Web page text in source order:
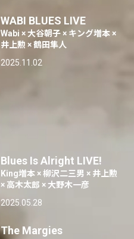
WABI BLUES LIVE
Wabi × 大谷朝子 × キング増本 ×
井上勲 × 鶴田隼人
2025.11.02
Blues Is Alright LIVE!
King増本 × 柳沢二三男 × 井上勲
× 高木太郎 × 大野木一彦
2025.05.28
The Margies